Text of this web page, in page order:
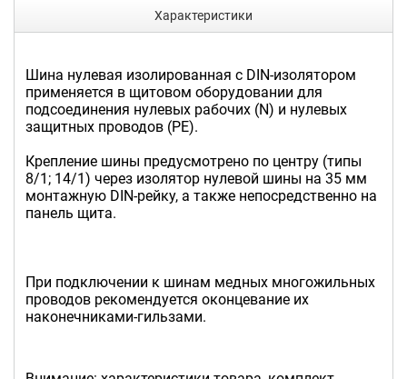
Характеристики
Шина нулевая изолированная с DIN-изолятором
применяется в щитовом оборудовании для
подсоединения нулевых рабочих (N) и нулевых
защитных проводов (РЕ).
Крепление шины предусмотрено по центру (типы
8/1; 14/1) через изолятор нулевой шины на 35 мм
монтажную DIN-рейку, а также непосредственно на
панель щита.
При подключении к шинам медных многожильных
проводов рекомендуется оконцевание их
наконечниками-гильзами.